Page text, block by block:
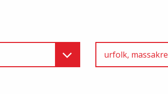
urfolk, massakre